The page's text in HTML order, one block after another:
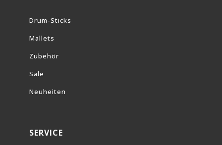
Drum-Sticks
Mallets
Zubehör
Sale
Neuheiten
SERVICE